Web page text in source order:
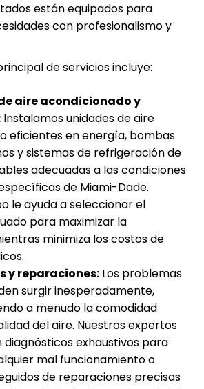
están equipados para
con profesionalismo y
de servicios incluye:
aire acondicionado y
Instalamos unidades de aire
eficientes en energía, bombas
y sistemas de refrigeración de
adecuadas a las condiciones
de Miami-Dade.
le ayuda a seleccionar el
para maximizar la
minimiza los costos de
y reparaciones: Los problemas
surgir inesperadamente,
a menudo la comodidad
del aire. Nuestros expertos
exhaustivos para
mal funcionamiento o
de reparaciones precisas